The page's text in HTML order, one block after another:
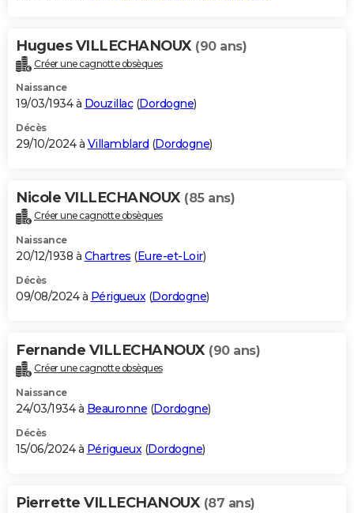
Hugues VILLECHANOUX (90 ans)
Créer une cagnotte obsèques
Naissance
19/03/1934 à Douzillac(Dordogne)
Décès
29/10/2024 à Villamblard (Dordogne)
Nicole VILLECHANOUX (85 ans)
Créer une cagnotte obsèques
Naissance
20/12/1938 à Chartres (Eure-et-Loir)
Décès
09/08/2024 à Périgueux(Dordogne)
Fernande VILLECHANOUX (90 ans)
Créer une cagnotte obsèques
Naissance
24/03/1934 à Beauronne (Dordogne)
Décès
15/06/2024 à Périgueux(Dordogne)
Pierrette VILLECHANOUX (87 ans)